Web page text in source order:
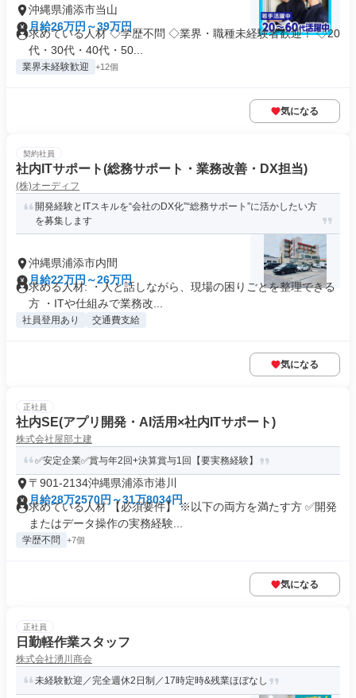
沖縄県浦添市当山
月給26万円～39万円
求めている人材 ◇学歴不問 ◇業界・職種未経験者歓迎！ ◇20
代・30代・40代・50...
業界未経験歓迎 +12個
気になる
契約社員
社内ITサポート(総務サポート・業務改善・DX担当)
(株)オーディフ
開発経験とITスキルを“会社のDX化”“総務サポート”に活かしたい方
を募集します
沖縄県浦添市内間
月給22万円～26万円
求める人材: ・人と話しながら、現場の困りごとを整理できる
方 ・ITや仕組みで業務改...
社員登用あり 交通費支給
気になる
正社員
社内SE(アプリ開発・AI活用×社内ITサポート)
株式会社屋部土建
✅安定企業✅賞与年2回+決算賞与1回【要実務経験】
〒901-2134沖縄県浦添市港川
月給28万2570円～31万8034円
求めている人材 【必須要件】 ※以下の両方を満たす方 ✅開発
またはデータ操作の実務経験...
学歴不問 +7個
気になる
正社員
日勤軽作業スタッフ
株式会社湧川商会
未経験歓迎／完全週休2日制／17時定時&残業ほぼなし